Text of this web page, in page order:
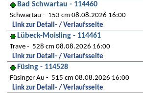
Bad Schwartau - 114460
Schwartau
153 cm 08.08.2026 16:00
Link zur Detail- / Verlaufsseite
Lübeck-Moisling - 114461
Trave
528 cm 08.08.2026 16:00
Link zur Detail- / Verlaufsseite
Füsing - 114528
Füsinger Au
515 cm 08.08.2026 16:00
Link zur Detail- / Verlaufsseite